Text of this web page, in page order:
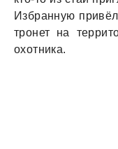
Избранную
тронет на
охотника.